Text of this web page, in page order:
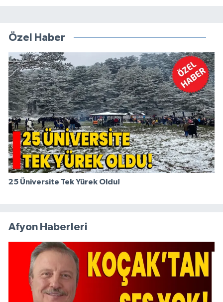
Özel Haber
25 Üniversite Tek Yürek Oldu!
Afyon Haberleri